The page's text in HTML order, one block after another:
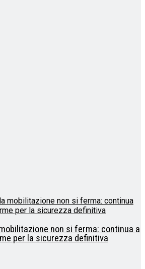
non si ferma: continua a
per la sicurezza definitiva